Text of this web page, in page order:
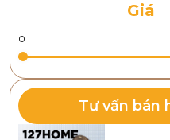
Giá
Tư vấn bán